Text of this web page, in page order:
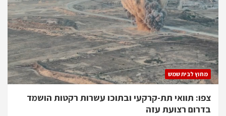
מחוץ לבית שמש
צפו: תוואי תת-קרקעי ובתוכו עשרות רקטות הושמד
בדרום רצועת עזה